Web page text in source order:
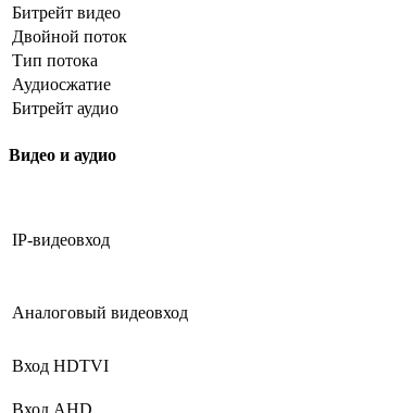
Битрейт видео
Двойной поток
Тип потока
Аудиосжатие
Битрейт аудио
Видео и аудио
IP-видеовход
Аналоговый видеовход
Вход HDTVI
Вход AHD